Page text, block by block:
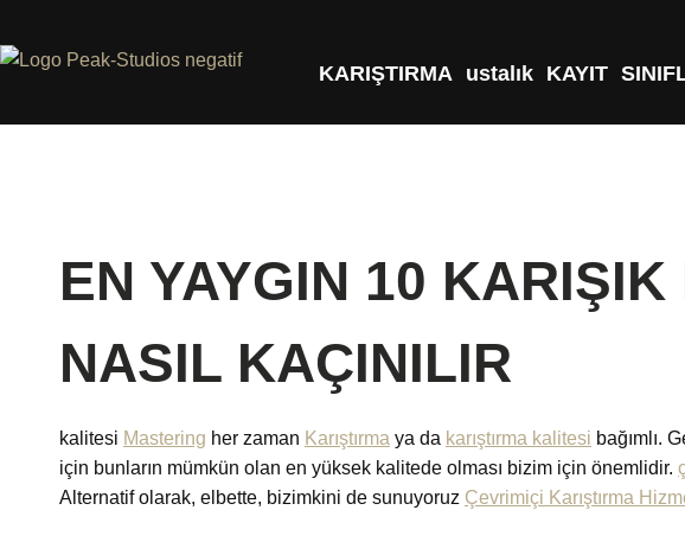
KARIŞTIRMA ustalık KAYIT
EN YAYGIN 10
NASIL KAÇINILIR
kalitesi Mastering her zaman Karıştırma ya da karıştırma kalitesi bağımlı.
için bunların mümkün olan en yüksek kalitede olması bizim için önemlidir.
Alternatif olarak, elbette, bizimkini de sunuyoruz Çevrimiçi Karıştırma